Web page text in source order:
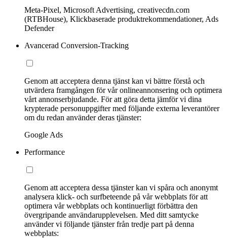
Meta-Pixel, Microsoft Advertising, creativecdn.com
(RTBHouse), Klickbaserade produktrekommendationer, Ads
Defender
Avancerad Conversion-Tracking
Genom att acceptera denna tjänst kan vi bättre förstå och
utvärdera framgången för vår onlineannonsering och optimera
vårt annonserbjudande. För att göra detta jämför vi dina
krypterade personuppgifter med följande externa leverantörer
om du redan använder deras tjänster:
Google Ads
Performance
Genom att acceptera dessa tjänster kan vi spåra och anonymt
analysera klick- och surfbeteende på vår webbplats för att
optimera vår webbplats och kontinuerligt förbättra den
övergripande användarupplevelsen. Med ditt samtycke
använder vi följande tjänster från tredje part på denna
webbplats: